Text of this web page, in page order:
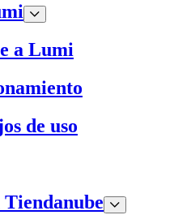
a Lumi
de uso
Tiendanube